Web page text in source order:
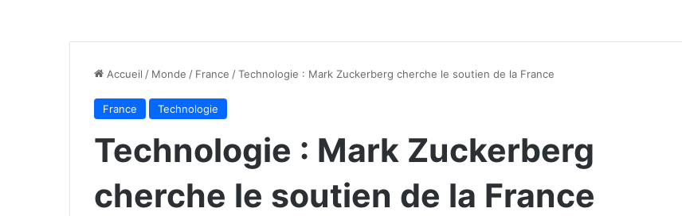
Accueil / Monde / France /Technologie : Mark Zuckerberg cherche le soutien de la France
France Technologie
Technologie : Mark Zuckerberg
cherche le soutien de la France